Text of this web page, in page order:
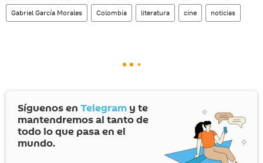
Gabriel García Morales Colombia literatura cine noticias
Síguenos en Telegram y te
mantendremos al tanto de
todo lo que pasa en el
mundo.